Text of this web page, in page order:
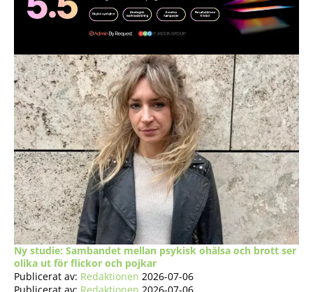
Ny studie: Sambandet mellan psykisk ohälsa och brott ser
olika ut för flickor och pojkar
Publicerat av: Redaktionen 2026-07-06